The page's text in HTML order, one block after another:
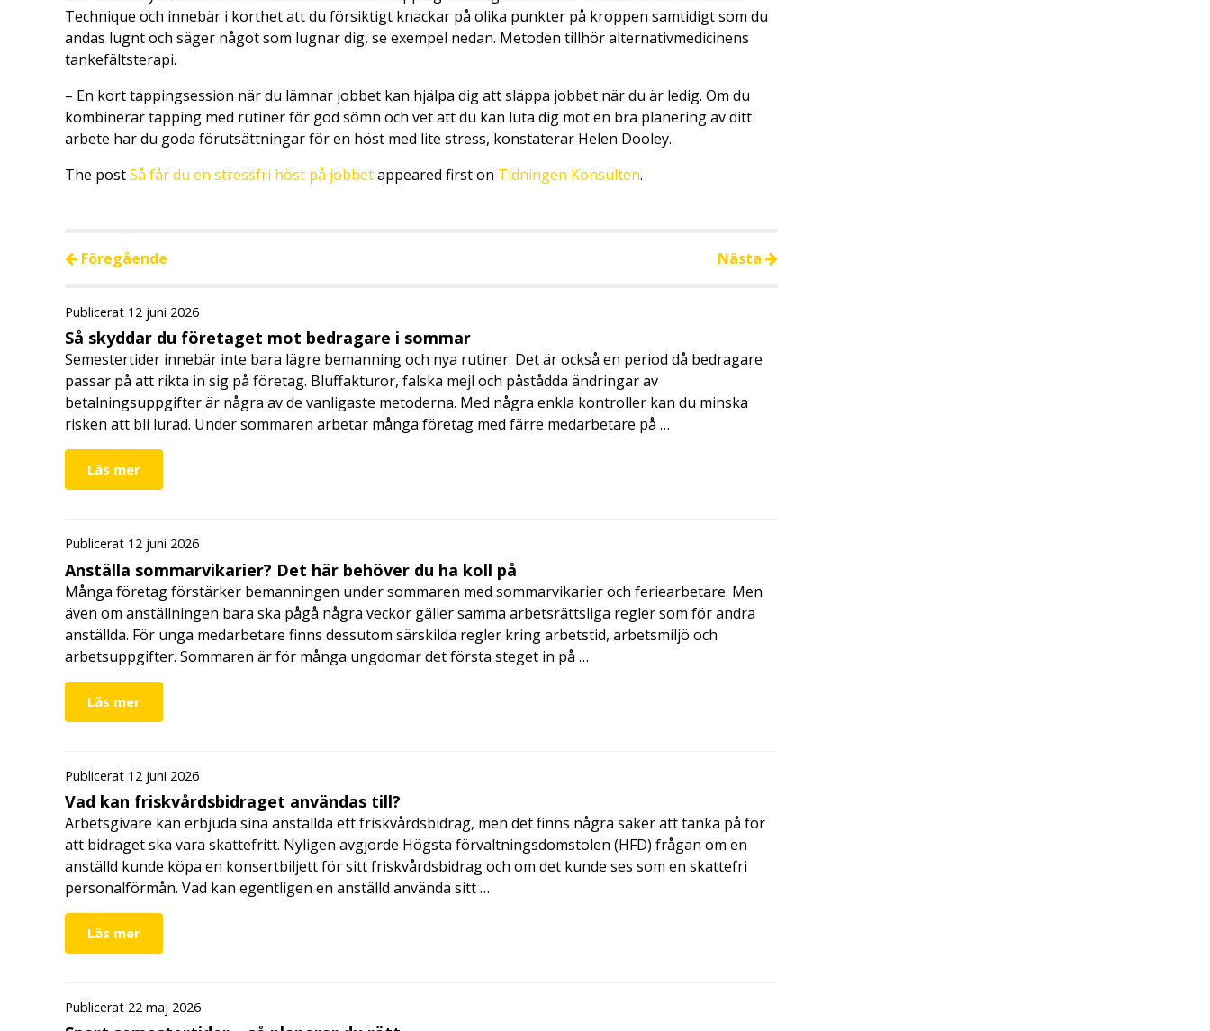
Technique och innebär i korthet att du försiktigt knackar på olika punkter på kroppen samtidigt som du
andas lugnt och säger något som lugnar dig, se exempel nedan. Metoden tillhör alternativmedicinens
tankefältsterapi.
– En kort tappingsession när du lämnar jobbet kan hjälpa dig att släppa jobbet när du är ledig. Om du
kombinerar tapping med rutiner för god sömn och vet att du kan luta dig mot en bra planering av ditt
arbete har du goda förutsättningar för en höst med lite stress, konstaterar Helen Dooley.
The postSå får du en stressfri höst på jobbetappeared first on Tidningen Konsulten.
Föregående Nästa
Publicerat 12 juni 2026
Så skyddar du företaget mot bedragare i sommar
Semestertider innebär inte bara lägre bemanning och nya rutiner. Det är också en period då bedragare
passar på att rikta in sig på företag. Bluffakturor, falska mejl och påstådda ändringar av
betalningsuppgifter är några av de vanligaste metoderna. Med några enkla kontroller kan du minska
risken att bli lurad. Under sommaren arbetar många företag med färre medarbetare på …
Läs mer
Publicerat 12 juni 2026
Anställa sommarvikarier? Det här behöver du ha koll på
Många företag förstärker bemanningen under sommaren med sommarvikarier och feriearbetare. Men
även om anställningen bara ska pågå några veckor gäller samma arbetsrättsliga regler som för andra
anställda. För unga medarbetare finns dessutom särskilda regler kring arbetstid, arbetsmiljö och
arbetsuppgifter. Sommaren är för många ungdomar det första steget in på …
Läs mer
Publicerat 12 juni 2026
Vad kan friskvårdsbidraget användas till?
Arbetsgivare kan erbjuda sina anställda ett friskvårdsbidrag, men det finns några saker att tänka på för
att bidraget ska vara skattefritt. Nyligen avgjorde Högsta förvaltningsdomstolen (HFD) frågan om en
anställd kunde köpa en konsertbiljett för sitt friskvårdsbidrag och om det kunde ses som en skattefri
personalförmån. Vad kan egentligen en anställd använda sitt …
Läs mer
Publicerat 22 maj 2026